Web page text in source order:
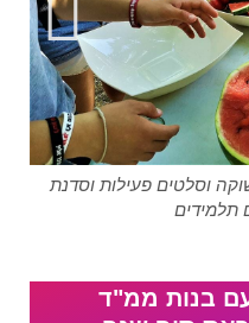
וסלטים פעילות וסדנת
תלמידים
עם בנות ממ"ד